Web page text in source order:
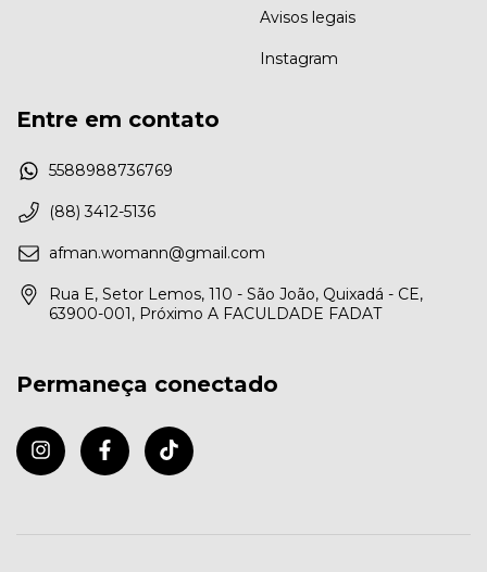
Avisos legais
Instagram
Entre em contato
5588988736769
(88) 3412-5136
afman.womann@gmail.com
Rua E, Setor Lemos, 110 - São João, Quixadá - CE,
63900-001, Próximo A FACULDADE FADAT
Permaneça conectado